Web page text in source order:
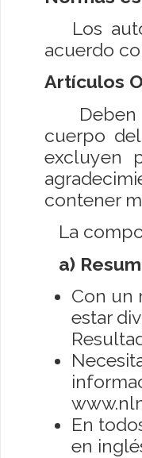
Los
acuerdo
Artículos
Deben
cuerpo
excluyen
contener
La
a)
Con un
estar
En
en